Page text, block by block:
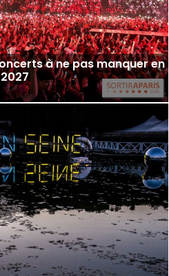
à ne pas manquer en
2027